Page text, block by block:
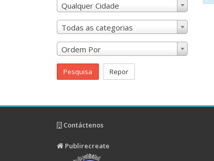
Qualquer Cidade
Todas as categorias
Ordem Por
Pesquisa Repor
Contáctenos
Publirecreate